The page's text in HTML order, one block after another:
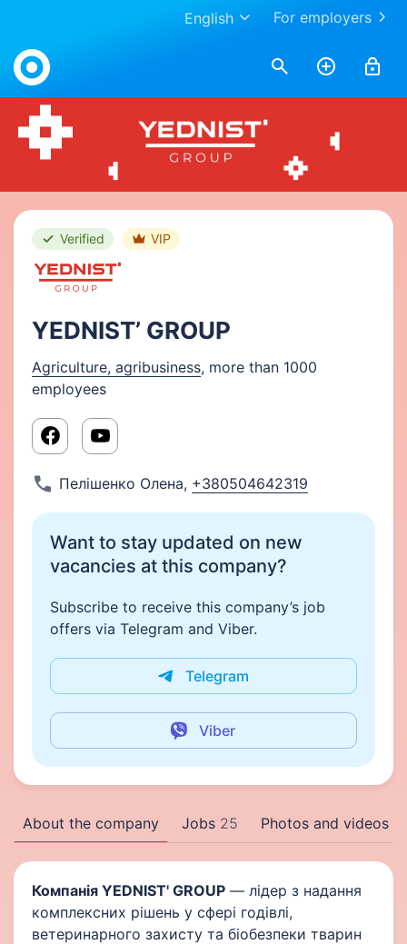
For employers
English
Work.ua
Verified VIP
YEDNIST’ GROUP
Agriculture, agribusiness, more than 1000
employees
Пелішенко Олена, +380504642319
Want to stay updated on new
vacancies at this company?
Subscribe to receive this company’s job
offers via Telegram and Viber.
Telegram
Viber
About the company Jobs 25 Photos and videos
Компанія YEDNIST' GROUP — лідер з надання
комплексних рішень у сфері годівлі,
ветеринарного захисту та біобезпеки тварин